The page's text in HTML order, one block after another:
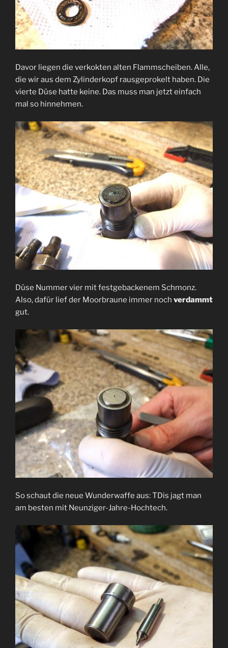
Davor liegen die verkokten alten Flammscheiben. Alle,
die wir aus dem Zylinderkopf rausgeprokelt haben. Die
vierte Düse hatte keine. Das muss man jetzt einfach
mal so hinnehmen.
Düse Nummer vier mit festgebackenem Schmonz.
Also, dafür lief der Moorbraune immer noch verdammt
gut.
So schaut die neue Wunderwaffe aus: TDis jagt man
am besten mit Neunziger-Jahre-Hochtech.